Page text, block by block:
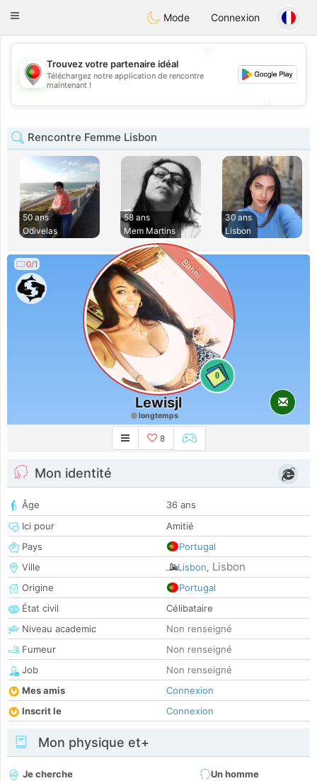
namoro Portugues
Toggle
Mode Connexion
💖
💕
Trouvez votre partenaire idéal
Téléchargez notre application de rencontre
maintenant !
Rencontre Femme Lisbon
50 ans
Odivelas
58 ans
Mem Martins
30 ans
Lisbon
0/1
0
Banni
Lewisjl
longtemps
8
Mon identité
Âge
36 ans
Ici pour
Amitié
Pays
Portugal
Ville
Lisbon, Lisbon
Origine
Portugal
État civil
Célibataire
Niveau academic
Non renseigné
Fumeur
Non renseigné
Job
Non renseigné
Mes amis
Connexion
Inscrit le
Connexion
Mon physique et+
Je cherche
Un homme